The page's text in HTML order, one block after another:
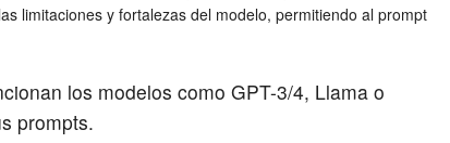
limitaciones y fortalezas del modelo, permitiendo al prompt
los modelos como GPT-3/4, Llama o
prompts.